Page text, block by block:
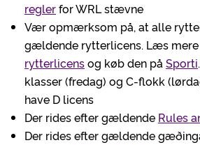
reglerfor WRL stævne
Vær opmærksom på, at alle
gældende rytterlicens. Læs
rytterlicensog køb den på Sporti
klasser (fredag) og C-flokk
have D licens
Der rides efter gældende Rules
Der rides efter gældende